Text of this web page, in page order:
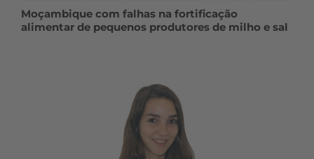
Moçambique com falhas na fortificação
alimentar de pequenos produtores de milho e sal